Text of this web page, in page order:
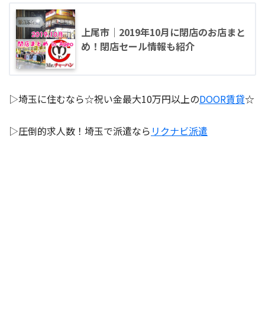
上尾市｜2019年10月に閉店のお店まと
め！閉店セール情報も紹介
▷埼玉に住むなら☆祝い金最大10万円以上のDOOR賃貸☆
▷圧倒的求人数！埼玉で派遣なら リクナビ派遣